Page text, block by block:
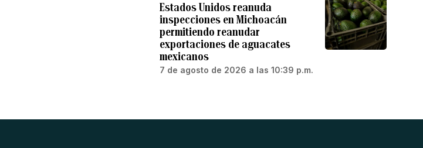
Estados Unidos reanuda
inspecciones en Michoacán
permitiendo reanudar
exportaciones de aguacates
mexicanos
7 de agosto de 2026 a las 10:39 p.m.